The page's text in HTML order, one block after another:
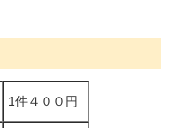
1件４００円